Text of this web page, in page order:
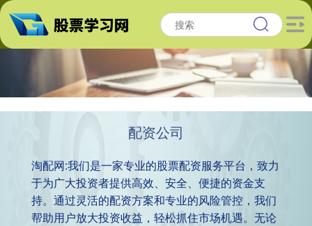
配资公司
淘配网:我们是一家专业的股票配资服务平台，致力
于为广大投资者提供高效、安全、便捷的资金支
持。通过灵活的配资方案和专业的风险管控，我们
帮助用户放大投资收益，轻松抓住市场机遇。无论